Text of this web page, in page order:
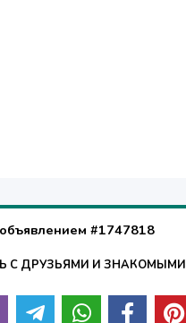
#1747818
С ДРУЗЬЯМИ И ЗНАКОМЫМИ